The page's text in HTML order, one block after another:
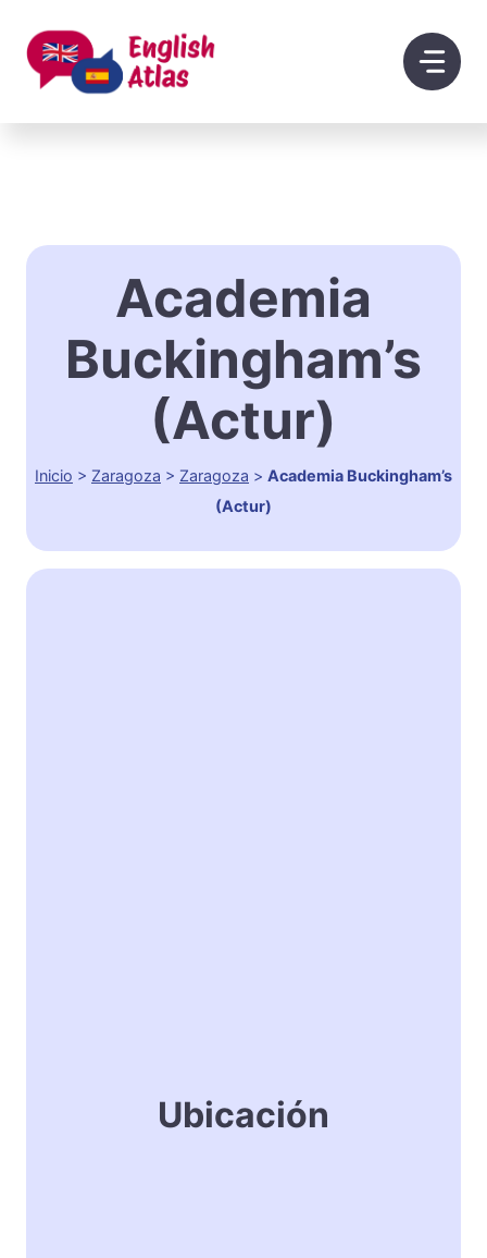
contenido
Academia
Buckingham’s
(Actur)
Inicio > Zaragoza > Zaragoza > Academia Buckingham’s
(Actur)
Ubicación